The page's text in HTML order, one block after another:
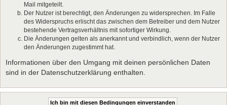
Mail mitgeteilt.
Der Nutzer ist berechtigt, den Änderungen zu widersprechen. Im Falle
des Widerspruchs erlischt das zwischen dem Betreiber und dem Nutzer
bestehende Vertragsverhältnis mit sofortiger Wirkung.
Die Änderungen gelten als anerkannt und verbindlich, wenn der Nutzer
den Änderungen zugestimmt hat.
Informationen über den Umgang mit deinen persönlichen Daten
sind in der Datenschutzerklärung enthalten.